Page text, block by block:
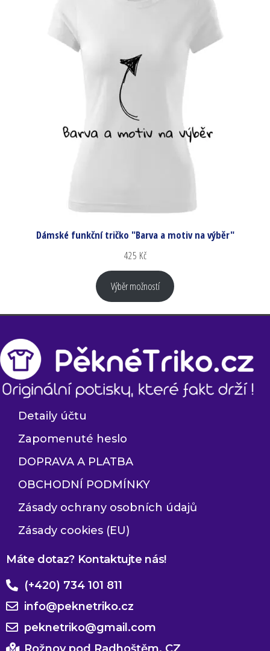
Dámské funkční tričko "Barva a motiv na výběr"
425 Kč
Výběr možností
Detaily účtu
Zapomenuté heslo
DOPRAVA A PLATBA
OBCHODNÍ PODMÍNKY
Zásady ochrany osobních údajů
Zásady cookies (EU)
Máte dotaz? Kontaktujte nás!
(+420) 734 101 811
info@peknetriko.cz
peknetriko@gmail.com